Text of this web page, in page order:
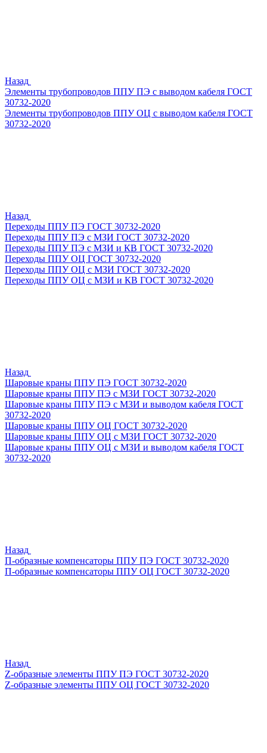
Назад
Элементы трубопроводов ППУ ПЭ с выводом кабеля ГОСТ
30732-2020
Элементы трубопроводов ППУ ОЦ с выводом кабеля ГОСТ
30732-2020
Назад
Переходы ППУ ПЭ ГОСТ 30732-2020
Переходы ППУ ПЭ с МЗИ ГОСТ 30732-2020
Переходы ППУ ПЭ с МЗИ и КВ ГОСТ 30732-2020
Переходы ППУ ОЦ ГОСТ 30732-2020
Переходы ППУ ОЦ с МЗИ ГОСТ 30732-2020
Переходы ППУ ОЦ с МЗИ и КВ ГОСТ 30732-2020
Назад
Шаровые краны ППУ ПЭ ГОСТ 30732-2020
Шаровые краны ППУ ПЭ с МЗИ ГОСТ 30732-2020
Шаровые краны ППУ ПЭ с МЗИ и выводом кабеля ГОСТ
30732-2020
Шаровые краны ППУ ОЦ ГОСТ 30732-2020
Шаровые краны ППУ ОЦ с МЗИ ГОСТ 30732-2020
Шаровые краны ППУ ОЦ с МЗИ и выводом кабеля ГОСТ
30732-2020
Назад
П-образные компенсаторы ППУ ПЭ ГОСТ 30732-2020
П-образные компенсаторы ППУ ОЦ ГОСТ 30732-2020
Назад
Z-образные элементы ППУ ПЭ ГОСТ 30732-2020
Z-образные элементы ППУ ОЦ ГОСТ 30732-2020